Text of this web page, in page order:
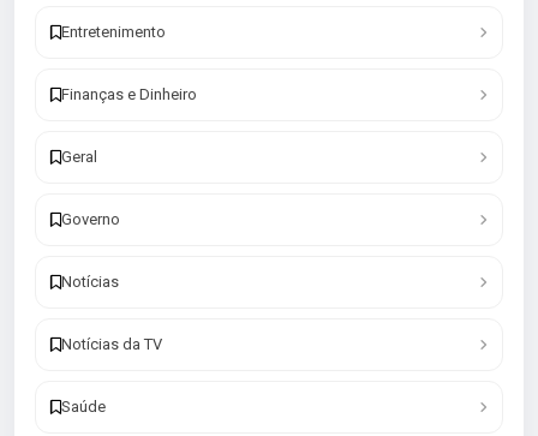
Entretenimento
Finanças e Dinheiro
Geral
Governo
Notícias
Notícias da TV
Saúde